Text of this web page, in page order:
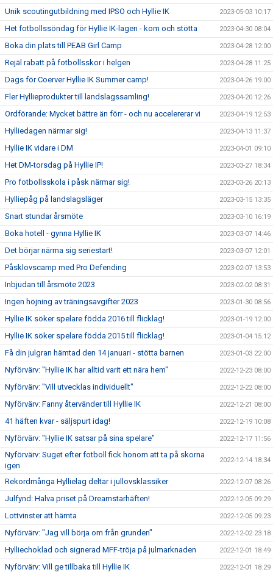
Unik scoutingutbildning med IPSO och Hyllie IK 2023-05-03 10:17
Het fotbollssöndag för Hyllie IK-lagen - kom och stötta 2023-04-30 08:04
Boka din plats till PEAB Girl Camp 2023-04-28 12:00
Rejäl rabatt på fotbollsskor i helgen 2023-04-28 11:25
Dags för Coerver Hyllie IK Summer camp! 2023-04-26 19:00
Fler Hyllieprodukter till landslagssamling! 2023-04-20 12:26
Ordförande: Mycket bättre än förr - och nu accelererar vi 2023-04-19 12:53
Hylliedagen närmar sig! 2023-04-13 11:37
Hyllie IK vidare i DM 2023-04-01 09:10
Het DM-torsdag på Hyllie IP! 2023-03-27 18:34
Pro fotbollsskola i påsk närmar sig! 2023-03-26 20:13
Hylliepåg på landslagsläger 2023-03-15 13:35
Snart stundar årsmöte 2023-03-10 16:19
Boka hotell - gynna Hyllie IK 2023-03-07 14:46
Det börjar närma sig seriestart! 2023-03-07 12:01
Påsklovscamp med Pro Defending 2023-02-07 13:53
Inbjudan till årsmöte 2023 2023-02-02 08:31
Ingen höjning av träningsavgifter 2023 2023-01-30 08:56
Hyllie IK söker spelare födda 2016 till flicklag! 2023-01-19 12:00
Hyllie IK söker spelare födda 2015 till flicklag! 2023-01-04 15:12
Få din julgran hämtad den 14 januari - stötta barnen 2023-01-03 22:00
Nyförvärv: "Hyllie IK har alltid varit ett nära hem" 2022-12-23 08:00
Nyförvärv: "Vill utvecklas individuellt" 2022-12-22 08:00
Nyförvärv: Fanny återvänder till Hyllie IK 2022-12-21 08:00
41 häften kvar - säljspurt idag! 2022-12-19 10:08
Nyförvärv: "Hyllie IK satsar på sina spelare" 2022-12-17 11:56
Nyförvärv: Suget efter fotboll fick honom att ta på skorna
igen
2022-12-14 18:34
Rekordmånga Hyllielag deltar i jullovsklassiker 2022-12-07 08:26
Julfynd: Halva priset på Dreamstarhäften! 2022-12-05 09:29
Lottvinster att hämta 2022-12-05 09:23
Nyförvärv: "Jag vill börja om från grunden" 2022-12-02 23:18
Hylliechoklad och signerad MFF-tröja på julmarknaden 2022-12-01 18:49
Nyförvärv: Vill ge tillbaka till Hyllie IK 2022-12-01 18:29